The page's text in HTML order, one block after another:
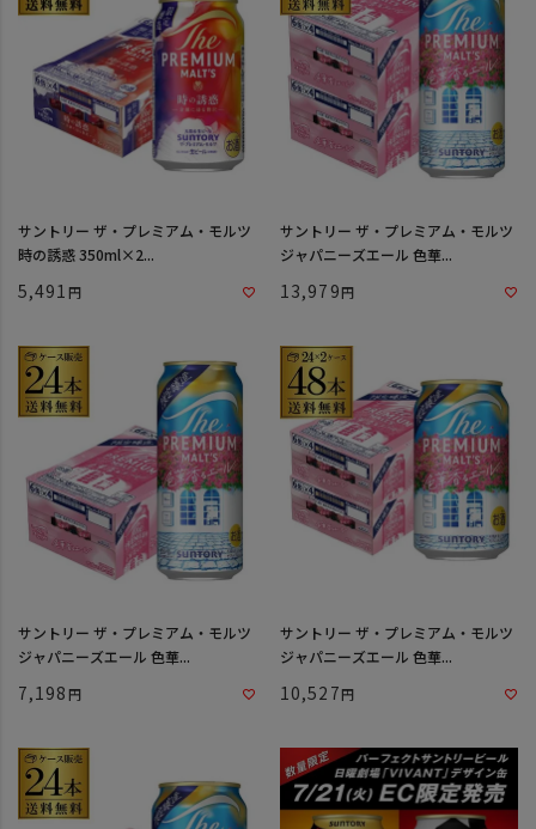
サントリー ザ・プレミアム・モルツ
時の誘惑 350ml×2...
5,491
サントリー ザ・プレミアム・モルツ
ジャパニーズエール 色華...
13,979
サントリー ザ・プレミアム・モルツ
ジャパニーズエール 色華...
7,198
サントリー ザ・プレミアム・モルツ
ジャパニーズエール 色華...
10,527